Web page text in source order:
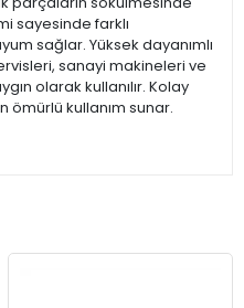
sayesinde farklı
sağlar. Yüksek dayanımlı
sanayi makineleri ve
olarak kullanılır. Kolay
ömürlü kullanım sunar.